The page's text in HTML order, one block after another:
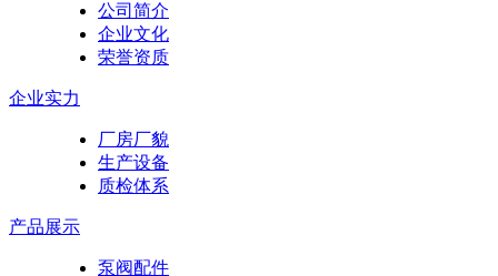
公司简介
企业文化
荣誉资质
企业实力
厂房厂貌
生产设备
质检体系
产品展示
泵阀配件